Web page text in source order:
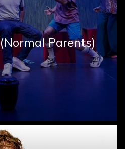
Parents)